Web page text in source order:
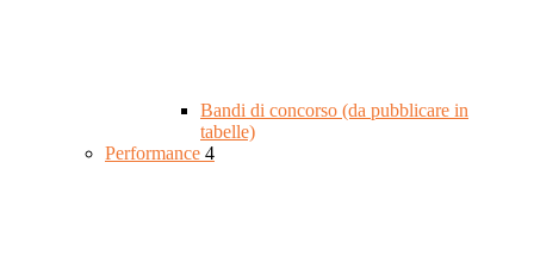
Bandi di concorso (da pubblicare in
tabelle)
Performance 4